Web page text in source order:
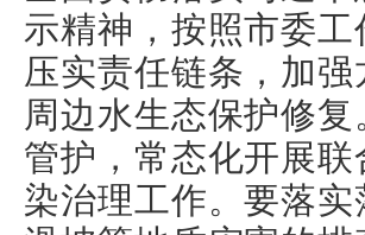
示精神，按照市委
压实责任链条，加
周边水生态保护修
管护，常态化开展
染治理工作。要落